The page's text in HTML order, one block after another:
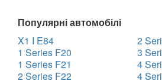
i3 l01
i8 l12/l15
Популярні автомобілі
X1 I E84
1 Series F20
1 Series F21
2 Series F22
2
3
4
4